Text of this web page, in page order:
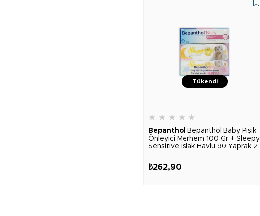
Tükendi
★ ★ ★ ★ ★
Bepanthol
Bepanthol Baby Pişik
Önleyici Merhem 100 Gr + Sleepy
Sensitive Islak Havlu 90 Yaprak 2
₺262,90